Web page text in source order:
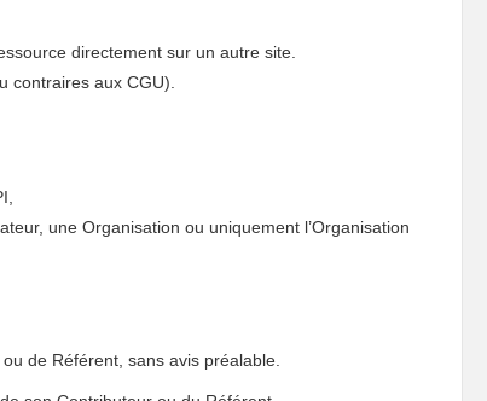
directement sur un autre site.
contraires aux CGU).
une Organisation ou uniquement l’Organisation
de Référent, sans avis préalable.